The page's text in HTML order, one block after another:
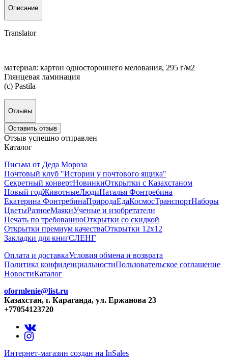
Описание
Translator
материал: картон одностороннего мелования, 295 г/м2
Глянцевая ламинация
(с) Pastila
Отзывы
Оставить отзыв
Отзыв успешно отправлен
Каталог
Письма от Деда Мороза
Почтовый клуб "Истории у почтового ящика"
Секретный конвертНовинкиОткрытки с Казахстаном
Новый годЖивотныеЛюдиНаталья Фонтребина
Екатерина ФонтребинаПриродаЕдаКосмосТранспортНаборы
ЦветыРазноеМаякиУченые и изобретатели
Печать по требованиюОткрытки со скидкой
Открытки премиум качестваОткрытки 12х12
Закладки для книгСЛЕНГ
Оплата и доставкаУсловия обмена и возврата
Политика конфиденциальностиПользовательское соглашение
НовостиКаталог
oformlenie@list.ru
Казахстан, г. Караганда, ул. Ержанова 23
+77054123720
Интернет-магазин создан на InSales